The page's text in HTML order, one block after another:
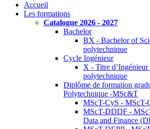
Accueil
Les formations
Catalogue 2026 - 2027
Bachelor
BX - Bachelor of
polytechnique
Cycle Ingénieur
X - Titre
polytechnique
Diplôme de formation
Polytechnique -MSc&T
MScT-CyS - MScT-
MScT-DDDF -
Data and Finance